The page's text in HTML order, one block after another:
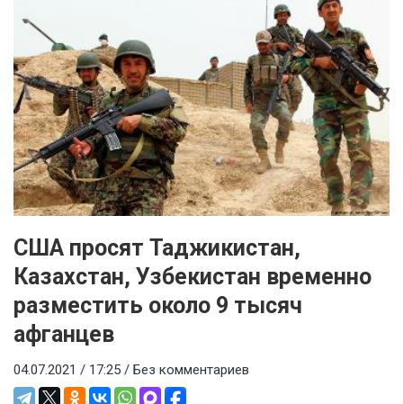
США просят Таджикистан,
Казахстан, Узбекистан временно
разместить около 9 тысяч
афганцев
04.07.2021 / 17:25 / Без комментариев